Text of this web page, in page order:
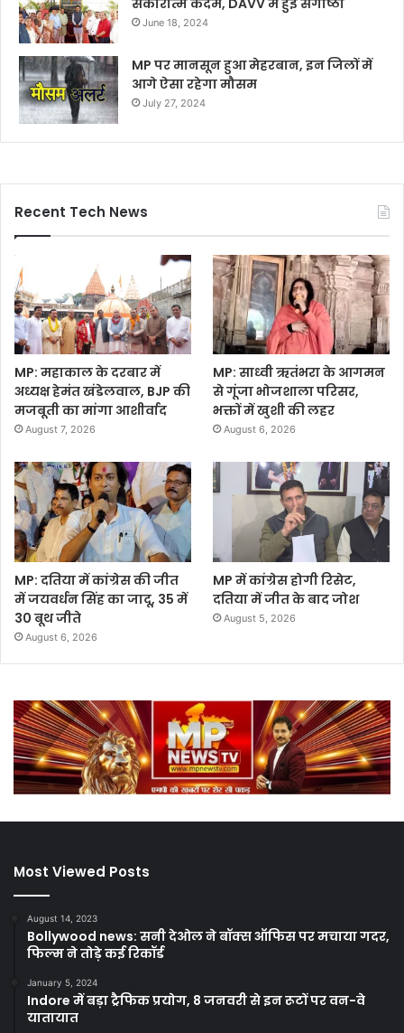
सकारात्म कदम, DAVV में हुई संगोष्ठी
June 18, 2024
MP पर मानसून हुआ मेहरबान, इन जिलों में
आगे ऐसा रहेगा मौसम
July 27, 2024
Recent Tech News
MP: महाकाल के दरबार में
अध्यक्ष हेमंत खंडेलवाल, BJP की
मजबूती का मांगा आशीर्वाद
August 7, 2026
MP: साध्वी ऋतंभरा के आगमन
से गूंजा भोजशाला परिसर,
भक्तों में खुशी की लहर
August 6, 2026
MP: दतिया में कांग्रेस की जीत
में जयवर्धन सिंह का जादू, 35 में
30 बूथ जीते
August 6, 2026
MP में कांग्रेस होगी रिसेट,
दतिया में जीत के बाद जोश
August 5, 2026
Most Viewed Posts
August 14, 2023
Bollywood news: सनी देओल ने बॉक्स ऑफिस पर मचाया गदर,
फिल्म ने तोड़े कई रिकॉर्ड
January 5, 2024
Indore में बड़ा ट्रैफिक प्रयोग, 8 जनवरी से इन रूटों पर वन-वे
यातायात